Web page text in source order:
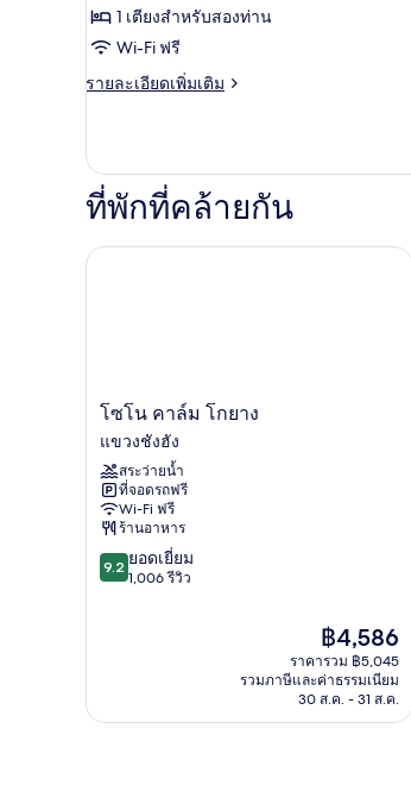
[Special
Deal]
Deluxe
Double
1 เตียงสำหรับสองท่าน
Wi-Fi ฟรี
รายละเอียดเพิ่มเติม
ราย
เกี่ยว
กับ
[Special
Deluxe
ที่พักที่คล้ายกัน
โซโน
โก
ยาง
แข
วง
ชัง
ฮัง
โซโน คาล์ม โกยาง
แขวงชังฮัง
สระว่ายน้ำ
ที่จอดรถฟรี
Wi-Fi ฟรี
ร้านอาหาร
9.2
จาก
9.2 ยอดเยี่ยม
1,006 รีวิว
ราคา
ปัจจุบัน
คือ
฿4,586
฿4,586
ราคารวม ฿5,045
รวมภาษีและค่าธรรมเนียม
30 ส.ค. - 31 ส.ค.
โซโน คาล์ม โกยาง